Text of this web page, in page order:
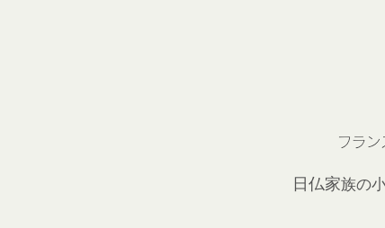
フラン
日仏家族の